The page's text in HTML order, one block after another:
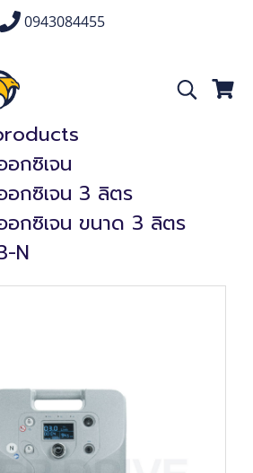
0943084455
กซิเจน
อกซิเจน 3 ลิตร
อกซิเจน ขนาด 3 ลิตร
N